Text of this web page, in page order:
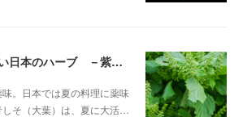
夏の食卓に欠かせない日本のハーブ －紫蘇（しそ）－
。日本では夏の料理に薬味
そ（大葉）は、夏に大活…